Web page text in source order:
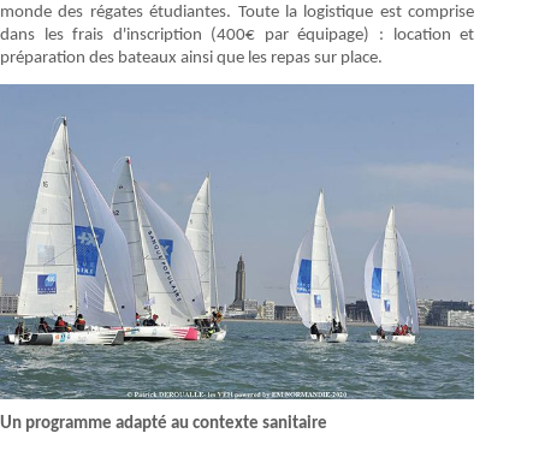
monde des régates étudiantes. Toute la logistique est comprise
dans les frais d'inscription (400€ par équipage) : location et
préparation des bateaux ainsi que les repas sur place.
Un programme adapté au contexte sanitaire